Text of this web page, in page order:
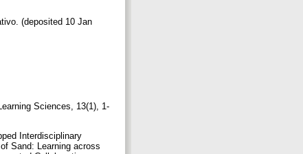
(deposited 10 Jan
Sciences, 13(1), 1-
Interdisciplinary
Sand: Learning across